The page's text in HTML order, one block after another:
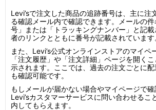
Levi’sで注文した商品の追跡番号は、主に注
る確認メール内で確認できます。メールの
号」または「トラッキングナンバー」と記
者のリンクとともに番号が記載されています
また、Levi’s公式オンラインストアのマイペ
「注文履歴」や「注文詳細」ページを開く
示されます。ここでは、過去の注文ごとに
も確認可能です。
もしメールが届かない場合やマイページで確
Levi’sカスタマーサービスに問い合わせるこ
内してもらえます。